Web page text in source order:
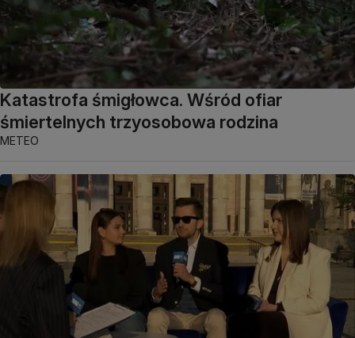
Katastrofa śmigłowca. Wśród ofiar
śmiertelnych trzyosobowa rodzina
METEO